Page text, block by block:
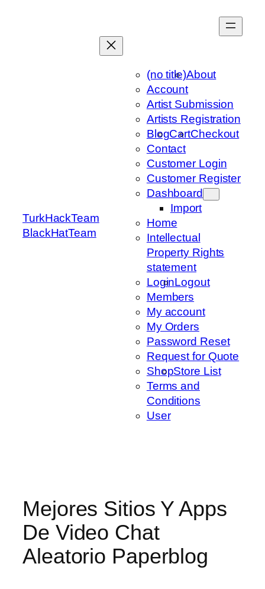
TurkHackTeam
BlackHatTeam
(no title)About
Account
Artist Submission
Artists Registration
BlogCartCheckout
Contact
Customer Login
Customer Register
Dashboard
Import
Home
Intellectual
Property Rights
statement
LoginLogout
Members
My account
My Orders
Password Reset
Request for Quote
ShopStore List
Terms and
Conditions
User
Mejores Sitios Y Apps
De Video Chat
Aleatorio Paperblog